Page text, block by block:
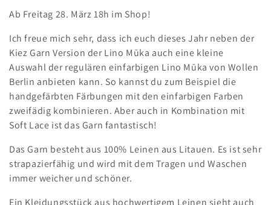
e
g
o
r
i
e
Ab Freitag 28. März 18h im Shop!
Ich freue mich sehr, dass ich euch dieses Jahr neben der
Kiez Garn Version der Lino Mūka auch eine kleine
Auswahl der regulären einfarbigen Lino Mūka von Wollen
Berlin anbieten kann. So kannst du zum Beispiel die
handgefärbten Färbungen mit den einfarbigen Farben
zweifädig kombinieren. Aber auch in Kombination mit
Soft Lace ist das Garn fantastisch!
Das Garn besteht aus 100% Leinen aus Litauen. Es ist sehr
strapazierfähig und wird mit dem Tragen und Waschen
immer weicher und schöner.
Ein Kleidungsstück aus hochwertigem Leinen sieht auch